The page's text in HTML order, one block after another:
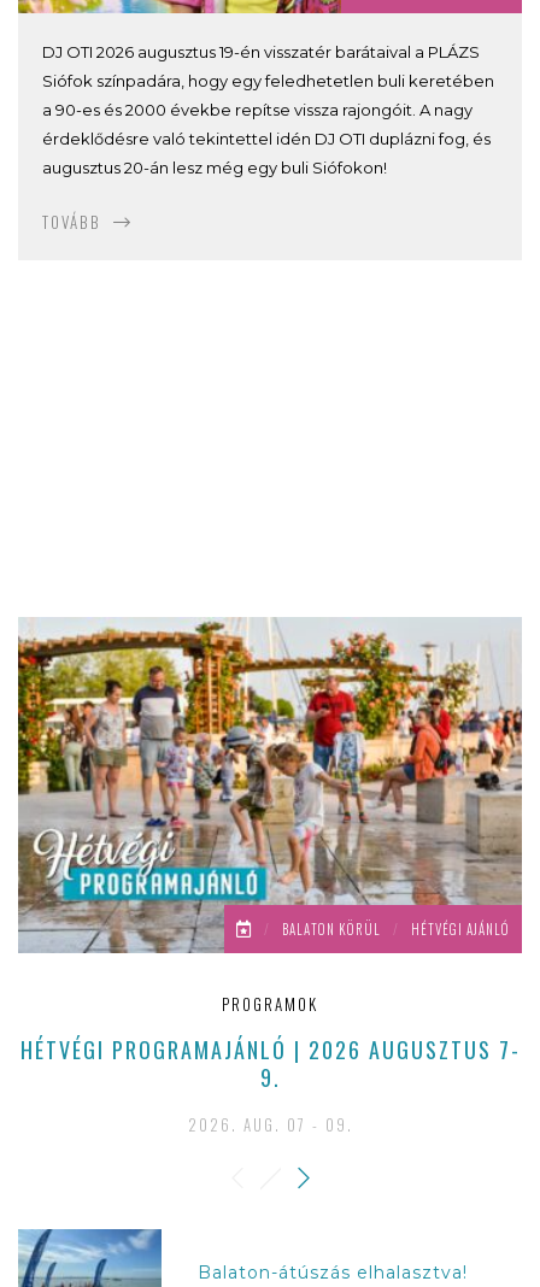
DJ OTI 2026 augusztus 19-én visszatér barátaival a PLÁZS
Siófok színpadára, hogy egy feledhetetlen buli keretében
a 90-es és 2000 évekbe repítse vissza rajongóit. A nagy
érdeklődésre való tekintettel idén DJ OTI duplázni fog, és
augusztus 20-án lesz még egy buli Siófokon!
TOVÁBB
/ BALATON KÖRÜL / HÉTVÉGI AJÁNLÓ
PROGRAMOK
HÉTVÉGI PROGRAMAJÁNLÓ | 2026 AUGUSZTUS 7-
9.
2026. AUG. 07 - 09.
Balaton-átúszás elhalasztva!